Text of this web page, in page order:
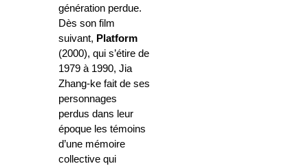
génération perdue.
Dès son film
suivant, Platform
(2000), qui s’étire de
1979 à 1990, Jia
Zhang-ke fait de ses
personnages
perdus dans leur
époque les témoins
d’une mémoire
collective qui